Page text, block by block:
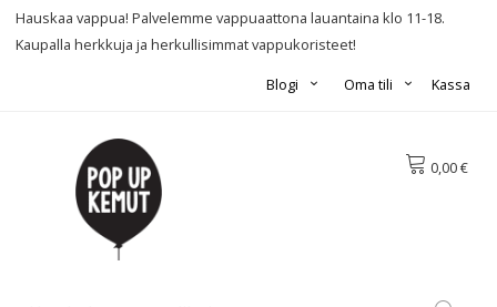
Hauskaa vappua! Palvelemme vappuaattona lauantaina klo 11-18.
Kaupalla herkkuja ja herkullisimmat vappukoristeet!
Kassa
Oma tili
Blogi
0,00 €